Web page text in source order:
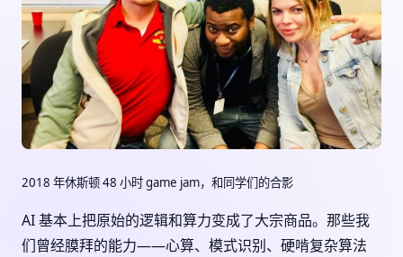
2018 年休斯顿 48 小时 game jam，和同学们的合影
AI 基本上把原始的逻辑和算力变成了大宗商品。那些我
们曾经膜拜的能力——心算、模式识别、硬啃复杂算法